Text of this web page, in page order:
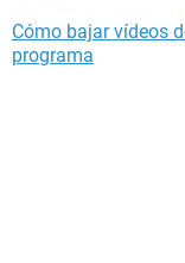
Cómo bajar vídeos
programa